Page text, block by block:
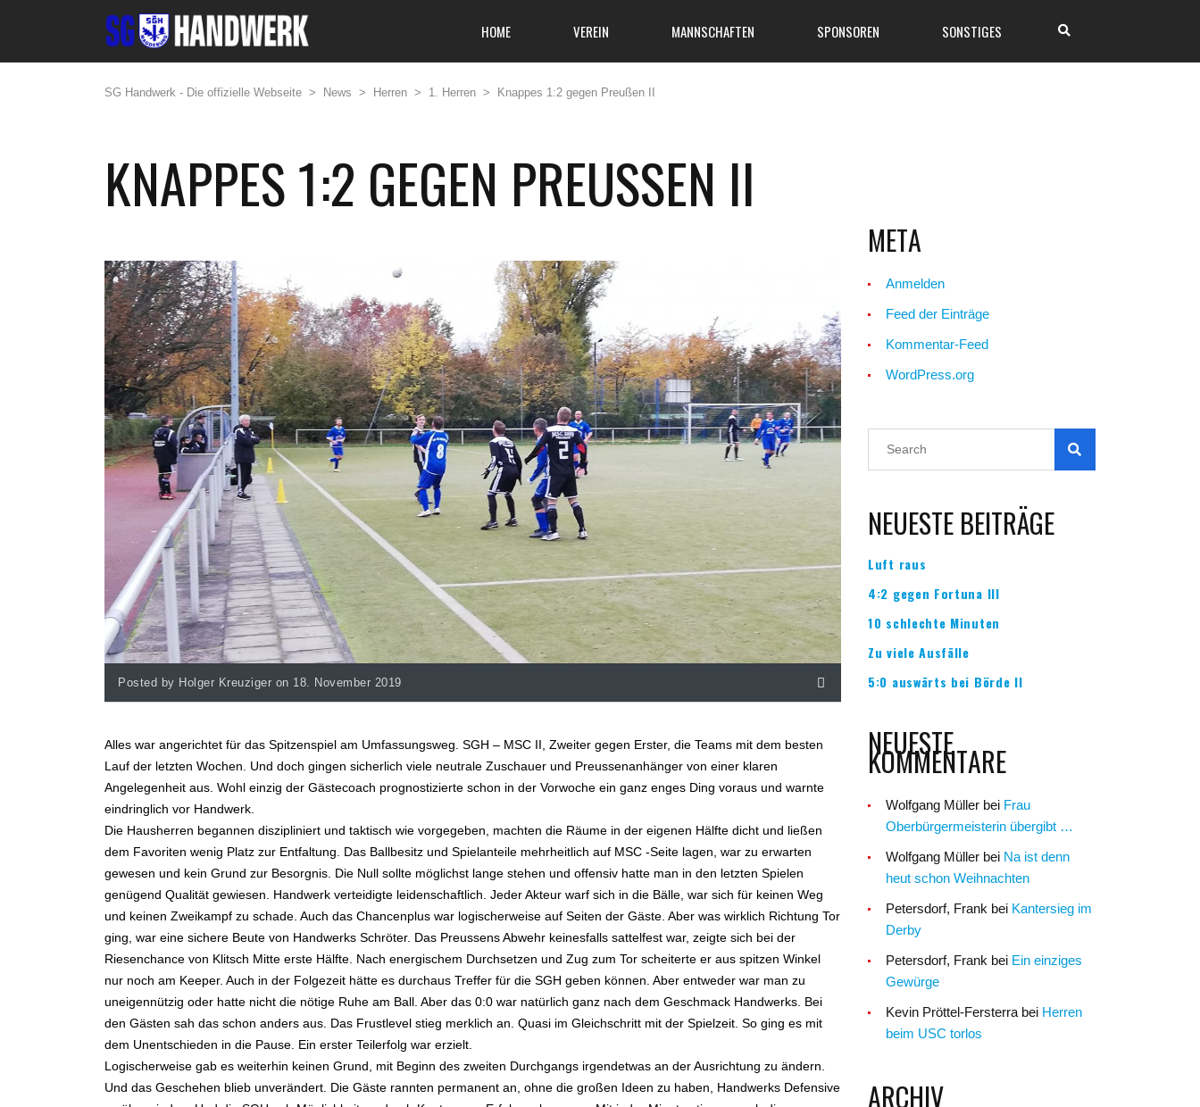
HOME VEREIN MANNSCHAFTEN SPONSOREN SONSTIGES
SG Handwerk - Die offizielle Webseite > News > Herren > 1. Herren > Knappes 1:2 gegen Preußen II
KNAPPES 1:2 GEGEN PREUSSEN II
Posted by Holger Kreuziger on 18. November 2019
Alles war angerichtet für das Spitzenspiel am Umfassungsweg. SGH – MSC II, Zweiter gegen Erster, die Teams mit dem besten
Lauf der letzten Wochen. Und doch gingen sicherlich viele neutrale Zuschauer und Preussenanhänger von einer klaren
Angelegenheit aus. Wohl einzig der Gästecoach prognostizierte schon in der Vorwoche ein ganz enges Ding voraus und warnte
eindringlich vor Handwerk.
Die Hausherren begannen diszipliniert und taktisch wie vorgegeben, machten die Räume in der eigenen Hälfte dicht und ließen
dem Favoriten wenig Platz zur Entfaltung. Das Ballbesitz und Spielanteile mehrheitlich auf MSC -Seite lagen, war zu erwarten
gewesen und kein Grund zur Besorgnis. Die Null sollte möglichst lange stehen und offensiv hatte man in den letzten Spielen
genügend Qualität gewiesen. Handwerk verteidigte leidenschaftlich. Jeder Akteur warf sich in die Bälle, war sich für keinen Weg
und keinen Zweikampf zu schade. Auch das Chancenplus war logischerweise auf Seiten der Gäste. Aber was wirklich Richtung Tor
ging, war eine sichere Beute von Handwerks Schröter. Das Preussens Abwehr keinesfalls sattelfest war, zeigte sich bei der
Riesenchance von Klitsch Mitte erste Hälfte. Nach energischem Durchsetzen und Zug zum Tor scheiterte er aus spitzen Winkel
nur noch am Keeper. Auch in der Folgezeit hätte es durchaus Treffer für die SGH geben können. Aber entweder war man zu
uneigennützig oder hatte nicht die nötige Ruhe am Ball. Aber das 0:0 war natürlich ganz nach dem Geschmack Handwerks. Bei
den Gästen sah das schon anders aus. Das Frustlevel stieg merklich an. Quasi im Gleichschritt mit der Spielzeit. So ging es mit
dem Unentschieden in die Pause. Ein erster Teilerfolg war erzielt.
Logischerweise gab es weiterhin keinen Grund, mit Beginn des zweiten Durchgangs irgendetwas an der Ausrichtung zu ändern.
Und das Geschehen blieb unverändert. Die Gäste rannten permanent an, ohne die großen Ideen zu haben, Handwerks Defensive
META
Anmelden
Feed der Einträge
Kommentar-Feed
WordPress.org
NEUESTE BEITRÄGE
Luft raus
4:2 gegen Fortuna III
10 schlechte Minuten
Zu viele Ausfälle
5:0 auswärts bei Börde II
NEUESTE
KOMMENTARE
Wolfgang Müller bei Frau
Oberbürgermeisterin übergibt …
Wolfgang Müller bei Na ist denn
heut schon Weihnachten
Petersdorf, Frank bei Kantersieg im
Derby
Petersdorf, Frank bei Ein einziges
Gewürge
Kevin Pröttel-Fersterra bei Herren
beim USC torlos
ARCHIV